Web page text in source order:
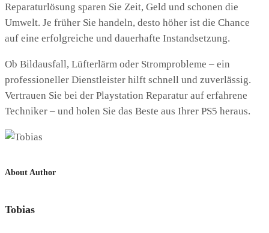
Reparaturlösung sparen Sie Zeit, Geld und schonen die
Umwelt. Je früher Sie handeln, desto höher ist die Chance
auf eine erfolgreiche und dauerhafte Instandsetzung.
Ob Bildausfall, Lüfterlärm oder Stromprobleme – ein
professioneller Dienstleister hilft schnell und zuverlässig.
Vertrauen Sie bei der Playstation Reparatur auf erfahrene
Techniker – und holen Sie das Beste aus Ihrer PS5 heraus.
About Author
Tobias